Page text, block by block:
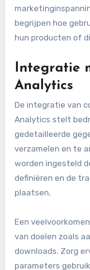
Hoe
andere
Conversietracking
geïntegreerd met
waardevolle
integraties kunnen
begrijpen hoe
Integratie
Analytics